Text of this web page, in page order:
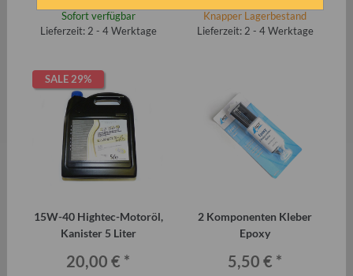
Sofort verfügbar
Lieferzeit: 2 - 4 Werktage
Knapper Lagerbestand
Lieferzeit: 2 - 4 Werktage
SALE 29%
15W-40 Hightec-Motoröl,
Kanister 5 Liter
20,00 € *
2 Komponenten Kleber
Epoxy
5,50 € *